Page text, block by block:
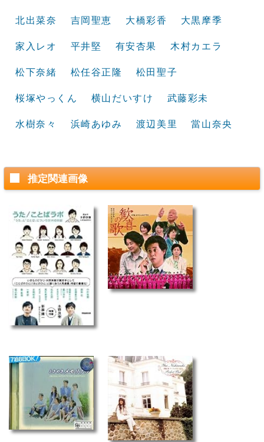
北出菜奈 吉岡聖恵 大橋彩香 大黒摩季
家入レオ 平井堅 有安杏果 木村カエラ
松下奈緒 松任谷正隆 松田聖子
桜塚やっくん 横山だいすけ 武藤彩未
水樹奈々 浜崎あゆみ 渡辺美里 當山奈央
推定関連画像